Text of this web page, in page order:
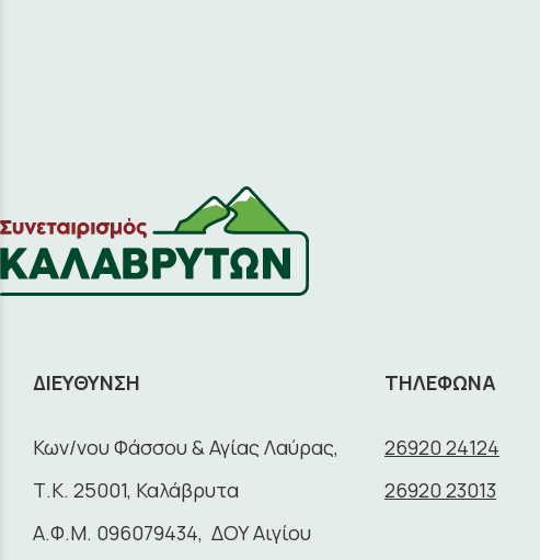
ΔΙΕΥΘΥΝΣΗ
Κων/νου Φάσσου & Αγίας Λαύρας,
Τ.Κ. 25001, Καλάβρυτα
A.Φ.Μ. 096079434, ΔΟΥ Αιγίου
ΤΗΛΕΦΩΝΑ
26920 24124
26920 23013